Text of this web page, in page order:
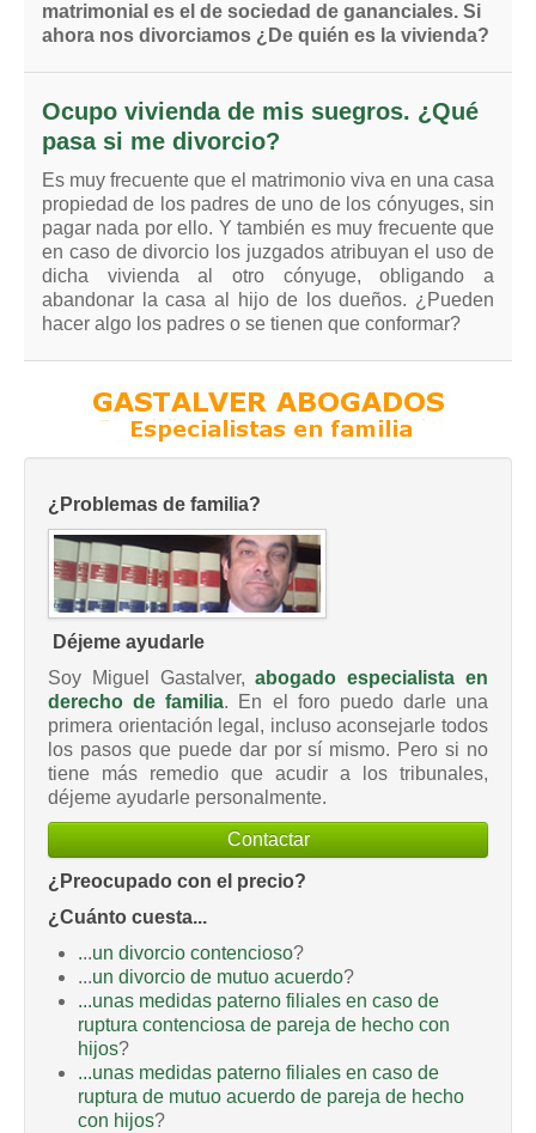
matrimonial es el de sociedad de gananciales. Si
ahora nos divorciamos ¿De quién es la vivienda?
Ocupo vivienda de mis suegros. ¿Qué
pasa si me divorcio?
Es muy frecuente que el matrimonio viva en una casa
propiedad de los padres de uno de los cónyuges, sin
pagar nada por ello. Y también es muy frecuente que
en caso de divorcio los juzgados atribuyan el uso de
dicha vivienda al otro cónyuge, obligando a
abandonar la casa al hijo de los dueños. ¿Pueden
hacer algo los padres o se tienen que conformar?
¿Problemas de familia?
Déjeme ayudarle
Soy Miguel Gastalver,abogado especialista en
derecho de familia. En el foro puedo darle una
primera orientación legal, incluso aconsejarle todos
los pasos que puede dar por sí mismo. Pero si no
tiene más remedio que acudir a los tribunales,
déjeme ayudarle personalmente.
Contactar
¿Preocupado con el precio?
¿Cuánto cuesta...
...un divorcio contencioso?
...un divorcio de mutuo acuerdo?
...unas medidas paterno filiales en caso de
ruptura contenciosa de pareja de hecho con
hijos?
...unas medidas paterno filiales en caso de
ruptura de mutuo acuerdo de pareja de hecho
con hijos?